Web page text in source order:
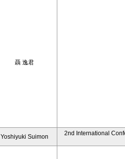
聶 逸君
Yoshiyuki Suimon
2nd International